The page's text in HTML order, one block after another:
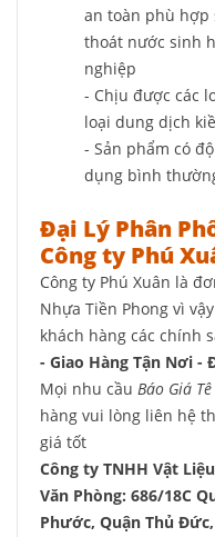
an toàn phù hợp
thoát nước sinh
nghiệp
- Chịu được các
loại dung dịch
- Sản phẩm có
dụng bình
Đại Lý Phân
Công ty Phú
Công ty Phú Xuân là
Nhựa Tiền Phong vì
khách hàng các chính
- Giao Hàng Tận Nơi -
Mọi nhu cầu Báo Giá
hàng vui lòng liên hệ
giá tốt
Công ty TNHH Vật
Văn Phòng: 686/18C
Phước, Quận Thủ Đức,